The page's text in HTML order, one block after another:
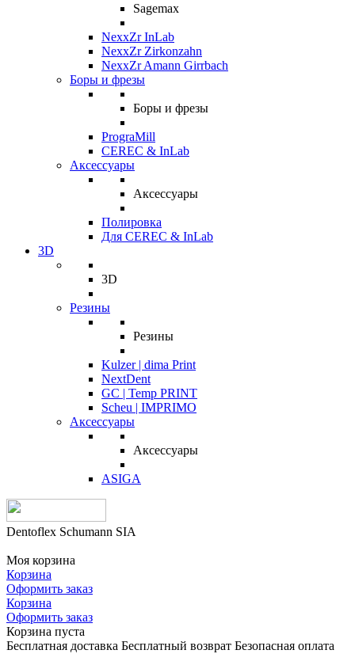
Sagemax
NexxZr InLab
NexxZr Zirkonzahn
NexxZr Amann Girrbach
Боры и фрезы
Боры и фрезы
PrograMill
CEREC & InLab
Аксессуары
Аксессуары
Полировка
Для CEREC & InLab
3D
3D
Резины
Резины
Kulzer | dima Print
NextDent
GC | Temp PRINT
Scheu | IMPRIMO
Аксессуары
Аксессуары
ASIGA
Dentoflex Schumann SIA
Моя корзина
Корзина
Оформить заказ
Корзина
Оформить заказ
Корзина пуста
Бесплатная доставка Бесплатный возврат Безопасная оплата